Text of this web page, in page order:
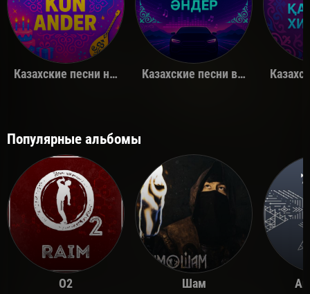
Казахские песни на день рождения Казахские песни в машину
Популярные альбомы
O2 Шам